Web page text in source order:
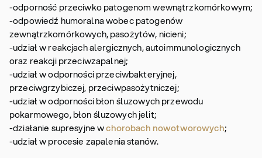
-odporność przeciwko patogenom wewnątrzkomórkowym;
-odpowiedź humoralna wobec patogenów
zewnątrzkomórkowych, pasożytów, nicieni;
-udział w reakcjach alergicznych, autoimmunologicznych
oraz reakcji przeciwzapalnej;
-udział w odporności przeciwbakteryjnej,
przeciwgrzybiczej, przeciwpasożytniczej;
-udział w odporności błon śluzowych przewodu
pokarmowego, błon śluzowych jelit;
-działanie supresyjne wchorobach nowotworowych;
-udział w procesie zapalenia stanów.